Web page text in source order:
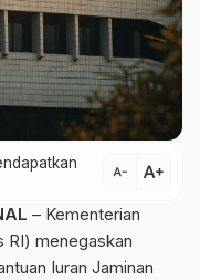
text_decrease text_increase
– Kementerian
RI) menegaskan
Iuran Jaminan